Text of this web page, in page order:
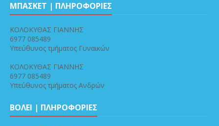
ΜΠΑΣΚΕΤ | ΠΛΗΡΟΦΟΡΙΕΣ
ΚΟΛΟΚΥΘΑΣ ΓΙΑΝΝΗΣ
6977 085489
Υπεύθυνος τμήματος Γυναικών
ΚΟΛΟΚΥΘΑΣ ΓΙΑΝΝΗΣ
6977 085489
Υπεύθυνος τμήματος Ανδρών
ΒΟΛΕΙ | ΠΛΗΡΟΦΟΡΙΕΣ